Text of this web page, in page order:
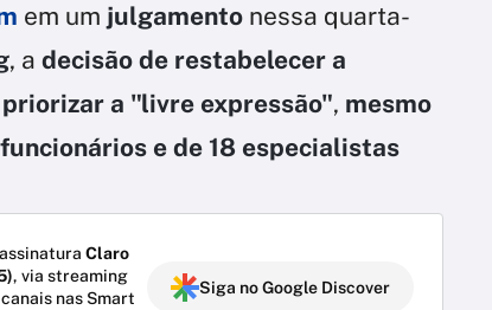
em um julgamento nessa quarta-
, a decisão de restabelecer a
a "livre expressão", mesmo
e de 18 especialistas
Claro
, via streaming
nas Smart
Siga no Google Discover